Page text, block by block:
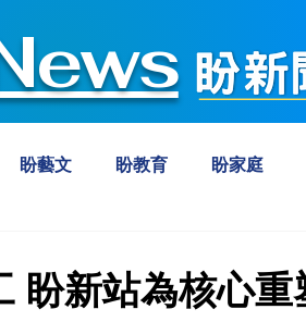
盼藝文 盼教育 盼家庭
盼新站為核心